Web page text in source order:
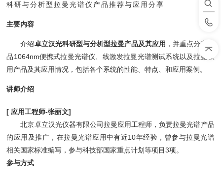
科研与分析型拉曼光谱仪产品推荐与应用分享
主要内容
介绍卓立汉光科研型与分析型拉曼产品及其应用 ，并重点分享新
品1064nm便携式拉曼光谱仪、线激发拉曼光谱测试系统以及拉曼联
用产品及其应用情况，包括各个系统的性能、特点、和应用案例。
讲师介绍
[ 应用工程师-张丽文]
北京卓立汉光仪器有限公司拉曼应用工程师，负责拉曼光谱产品
的应用及推广，在拉曼光谱应用中有近10年经验，曾参与拉曼光谱
相关国家标准编写，参与科技部国家重点计划等项目3项。
参与方式